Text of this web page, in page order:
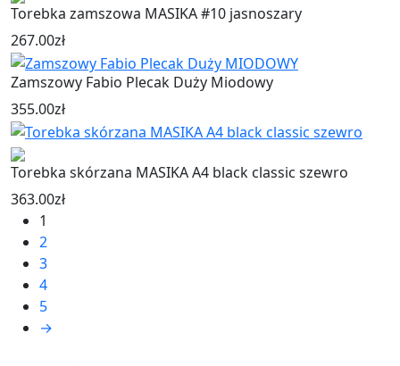
Torebka zamszowa MASIKA #10 jasnoszary
267.00zł
Zamszowy Fabio Plecak Duży Miodowy
355.00zł
Torebka skórzana MASIKA A4 black classic szewro
363.00zł
1
2
3
4
5
→